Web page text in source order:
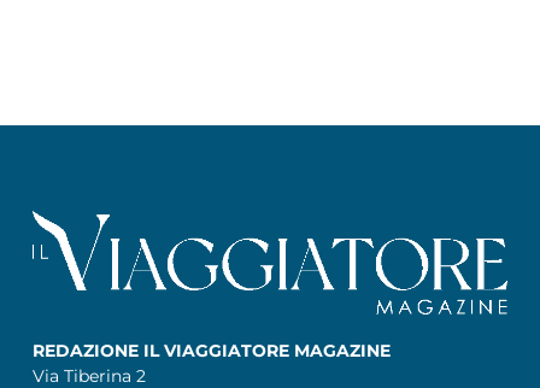
REDAZIONE IL VIAGGIATORE MAGAZINE
Via Tiberina 2